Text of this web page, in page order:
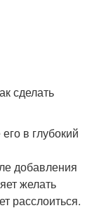
сделать
в глубокий
добавления
желать
расслоиться.